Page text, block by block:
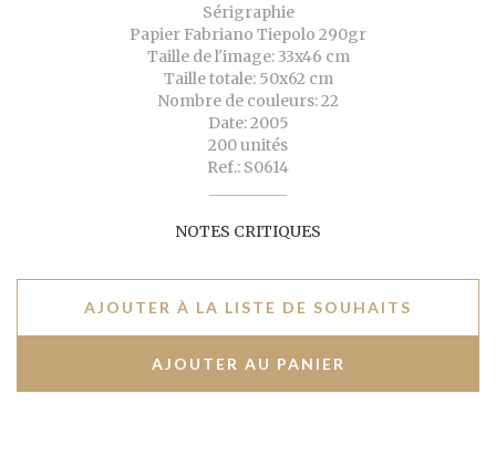
Sérigraphie
Papier Fabriano Tiepolo 290gr
Taille de l'image: 33x46 cm
Taille totale: 50x62 cm
Nombre de couleurs: 22
Date: 2005
200 unités
Ref.: S0614
NOTES CRITIQUES
AJOUTER À LA LISTE DE SOUHAITS